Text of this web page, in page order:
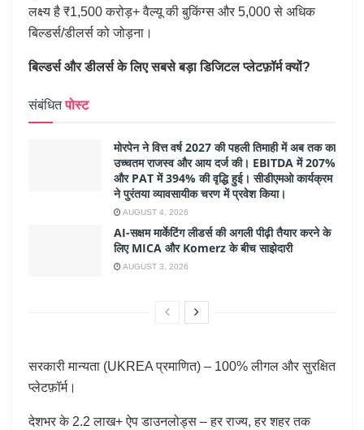
लक्ष्य है ₹1,500 करोड़+ वैल्यू की बुकिंग्स और 5,000 से अधिक
बिल्डर्स/डीलर्स को जोड़ना।
बिल्डर्सऔरडीलर्सकेलिएसबसेबड़ाडिजिटलप्लेटफ़ॉर्मक्यों?
संबंधित पोस्ट
मोरपेन ने वित्त वर्ष 2027 की पहली तिमाही में अब तक का
उच्चतम राजस्व और आय दर्ज की। EBITDA में 207%
और PAT में 394% की वृद्धि हुई। सीडीएमओ कार्यक्रम
ने पुरंतया व्यावसायीक चरण में प्रवेश किया।
AUGUST 4, 2026
AI-सक्षम मार्केटिंग लीडर्स की अगली पीढ़ी तैयार करने के
लिए MICA और Komerz के बीच साझेदारी
AUGUST 3, 2026
सरकारी मान्यता (UKREA प्रमाणित) – 100% लीगल और सुरक्षित
प्लेटफ़ॉर्म।
देशभर के 2.2 लाख+ ऐप डाउनलोड्स – हर राज्य, हर शहर तक